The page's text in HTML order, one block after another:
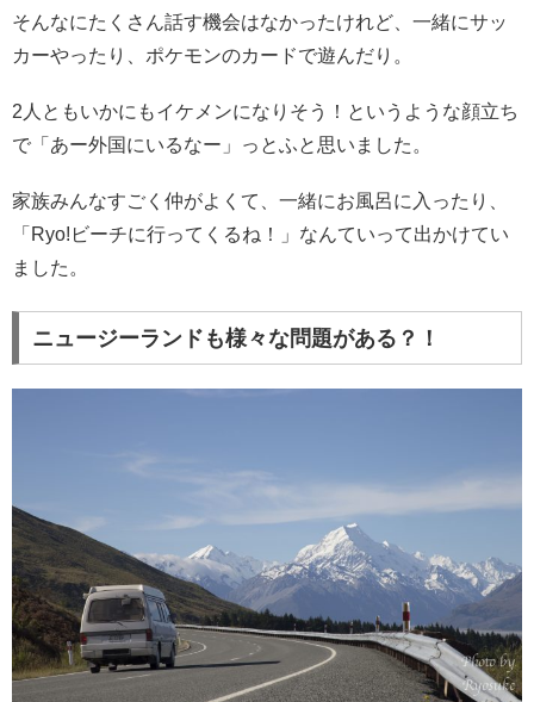
そんなにたくさん話す機会はなかったけれど、一緒にサッ
カーやったり、ポケモンのカードで遊んだり。
2人ともいかにもイケメンになりそう！というような顔立ち
で「あー外国にいるなー」っとふと思いました。
家族みんなすごく仲がよくて、一緒にお風呂に入ったり、
「Ryo!ビーチに行ってくるね！」なんていって出かけてい
ました。
ニュージーランドも様々な問題がある？！